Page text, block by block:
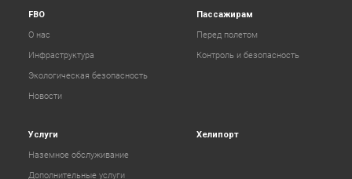
FBO
О нас
Инфраструктура
Экологическая безопасность
Новости
Пассажирам
Перед полетом
Контроль и безопасность
Услуги
Наземное обслуживание
Дополнительные услуги
Хелипорт